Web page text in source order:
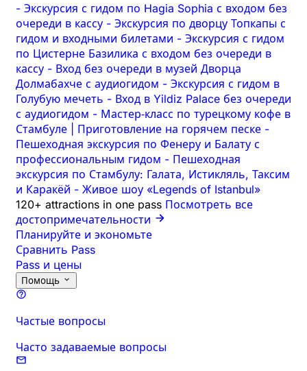
- Экскурсия с гидом по Hagia Sophia с входом без
очереди в кассу - Экскурсия по дворцу Топкапы с
гидом и входными билетами - Экскурсия с гидом
по Цистерне Базилика с входом без очереди в
кассу - Вход без очереди в музей Дворца
Долмабахче с аудиогидом - Экскурсия с гидом в
Голубую мечеть - Вход в Yildiz Palace без очереди
с аудиогидом - Мастер‑класс по турецкому кофе в
Стамбуле | Приготовление на горячем песке -
Пешеходная экскурсия по Фенеру и Балату с
профессиональным гидом - Пешеходная
экскурсия по Стамбулу: Галата, Истикляль, Таксим
и Каракёй - Живое шоу «Legends of Istanbul»
120+ attractions in one pass Посмотреть все
достопримечательности
Планируйте и экономьте
Сравнить Pass
Pass и цены
Помощь
Частые вопросы
Часто задаваемые вопросы